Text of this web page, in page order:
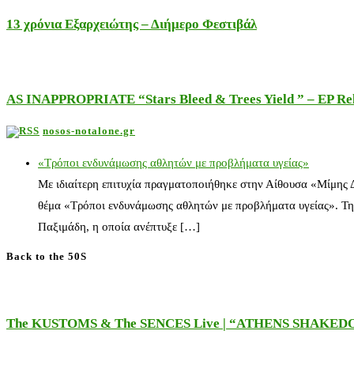
13 χρόνια Εξαρχειώτης – Διήμερο Φεστιβάλ
AS INAPPROPRIATE “Stars Bleed & Trees Yield ” – EP
nosos-notalone.gr
«Τρόποι ενδυνάμωσης αθλητών με προβλήματα υγείας»
Με ιδιαίτερη επιτυχία πραγματοποιήθηκε στην Αίθουσα
θέμα «Τρόποι ενδυνάμωσης αθλητών με προβλήματα υγείας».
Παξιμάδη, η οποία ανέπτυξε […]
Back to the 50S
The KUSTOMS & The SENCES Live | “ATHENS